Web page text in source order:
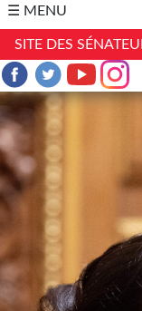
☰ MENU
SITE DES